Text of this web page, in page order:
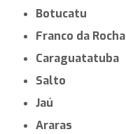
Botucatu
Franco da Rocha
Caraguatatuba
Salto
Jaú
Araras